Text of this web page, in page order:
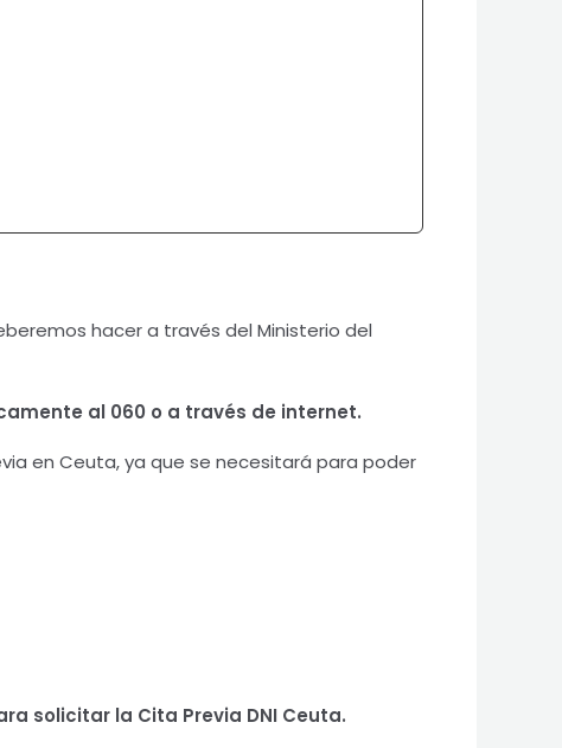
hacer a través del Ministerio del
al 060 o a través de internet.
en Ceuta, ya que se necesitará para poder
solicitar la Cita Previa DNI Ceuta.